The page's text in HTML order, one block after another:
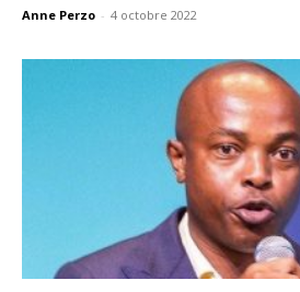
Anne Perzo - 4 octobre 2022